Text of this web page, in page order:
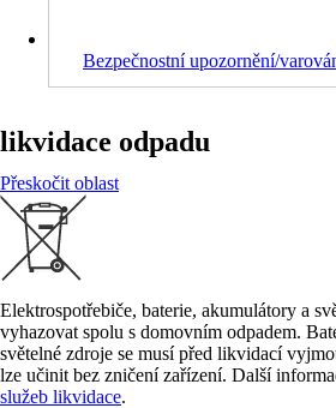
Bezpečnostní upozornění/
likvidace odpadu
Přeskočit oblast
Elektrospotřebiče, baterie, akumulátory a
vyhazovat spolu s domovním odpadem.
světelné zdroje se musí před likvidací
lze učinit bez zničení zařízení. Další
služeb likvidace.